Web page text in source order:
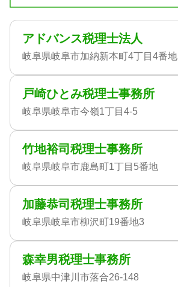
アドバンス税理士法人
岐阜県岐阜市加納新本町4丁目4番地
戸崎ひとみ税理士事務所
岐阜県岐阜市今嶺1丁目4-5
竹地裕司税理士事務所
岐阜県岐阜市鹿島町1丁目5番地
加藤恭司税理士事務所
岐阜県岐阜市柳沢町19番地3
森幸男税理士事務所
岐阜県中津川市落合26-148